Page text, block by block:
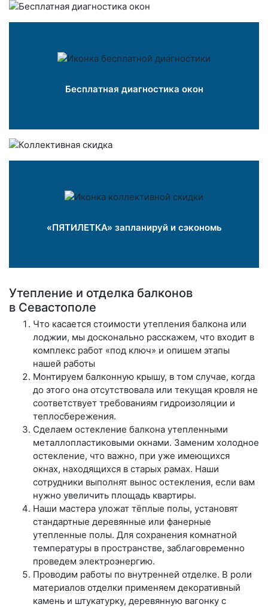
Бесплатная диагностика окон
«ПЯТИЛЕТКА» запланируй и сэкономь
Утепление и отделка балконов
в Севастополе
Что касается стоимости утепления балкона или
лоджии, мы досконально расскажем, что входит в
комплекс работ «под ключ» и опишем этапы
нашей работы
Монтируем балконную крышу, в том случае, когда
до этого она отсутствовала или текущая кровля не
соответствует требованиям гидроизоляции и
теплосбережения.
Сделаем остекление балкона утепленными
металлопластиковыми окнами. Заменим холодное
остекление, что важно, при уже имеющихся
окнах, находящихся в старых рамах. Наши
сотрудники выполнят вынос остекления, если вам
нужно увеличить площадь квартиры.
Наши мастера уложат тёплые полы, установят
стандартные деревянные или фанерные
утепленные полы. Для сохранения комнатной
температуры в пространстве, заблаговременно
проведем электроэнергию.
Проводим работы по внутренней отделке. В роли
материалов отделки применяем декоративный
камень и штукатурку, деревянную вагонку с